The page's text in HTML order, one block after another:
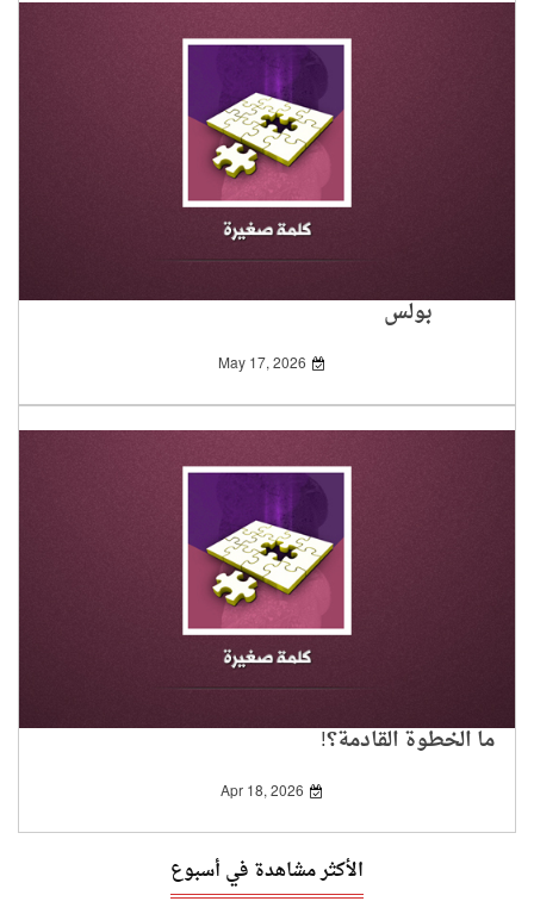
بولس
May 17, 2026
ما الخطوة القادمة؟!
Apr 18, 2026
الأكثر مشاهدة في أسبوع